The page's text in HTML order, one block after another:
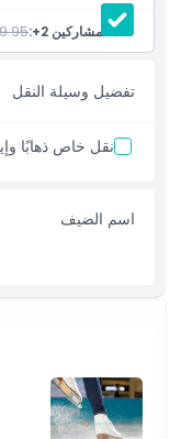
سياسة الأطفال والبالغين
سياسة الإلغاء
عدد المشاركين 2+:
تفضيل وسيلة النقل
نقل خاص ذهابًا
اسم الضيف